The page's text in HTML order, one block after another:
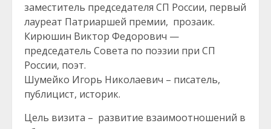
заместитель председателя СП России, первый
лауреат Патриаршей премии, прозаик.
Кирюшин Виктор Федорович —
председатель Совета по поэзии при СП
России, поэт.
Шумейко Игорь Николаевич – писатель,
публицист, историк.
Цель визита – развитие взаимоотношений в